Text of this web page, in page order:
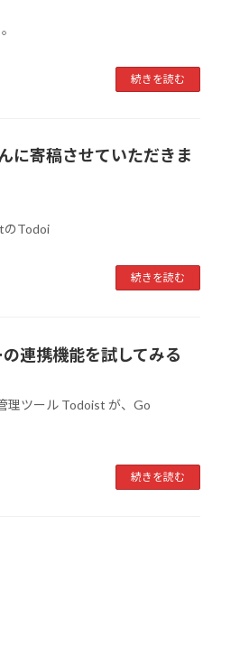
続きを読む
に寄稿させていただきま
のTodoi
続きを読む
連携機能を試してみる
理ツール Todoist が、Go
続きを読む